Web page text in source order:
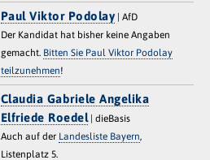
Paul Viktor Podolay | AfD
Der Kandidat hat bisher keine Angaben
gemacht. Bitten Sie Paul Viktor Podolay
teilzunehmen!
Claudia Gabriele Angelika
Elfriede Roedel| dieBasis
Auch auf der Landesliste Bayern,
Listenplatz 5.